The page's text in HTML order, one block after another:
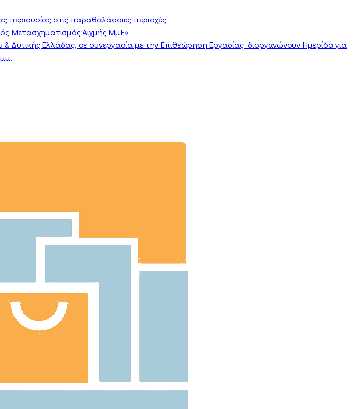
περιουσίας στις παραθαλάσσιες περιοχές
Μετασχηματισμός Αιχμής ΜμΕ»
Δυτικής Ελλάδας, σε συνεργασία με την Επιθεώρηση Εργασίας διοργανώνουν Ημερίδα για